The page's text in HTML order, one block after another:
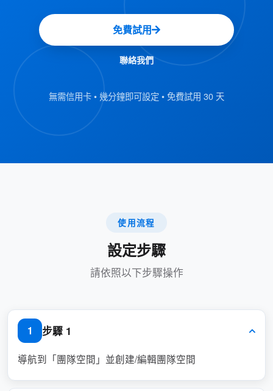
確保合適的人適當地使用資源。
使用者友好的介面：授權使用者可以通過
Offision 使用者應用程式輕鬆檢查可用性並
簡化日程安排並減少重疊或預約
保護高優先順序或機密資源免遭濫用或
免費試用
聯絡我們
無需信用卡 • 幾分鐘即可設定 • 免費試用 30 天
使用流程
設定步驟
請依照以下步驟操作
1 步驟 1
導航到「團隊空間」並創建/編輯團隊空間